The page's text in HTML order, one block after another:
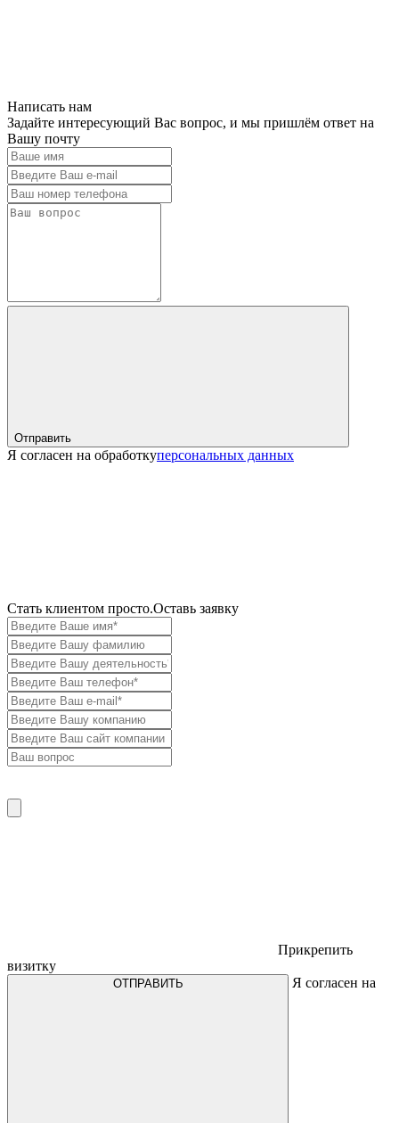
Написать нам
Задайте интересующий Вас вопрос, и мы пришлём ответ на
Вашу почту
Отправить
Я согласен на обработкуперсональных данных
Cтать клиентом просто.Оставь заявку
Прикрепить
визитку
ОТПРАВИТЬ Я согласен на